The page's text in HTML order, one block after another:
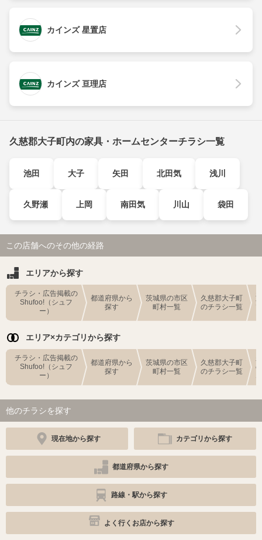
カインズ 星置店
カインズ 亘理店
久慈郡大子町内の家具・ホームセンターチラシ一覧
池田 大子 矢田 北田気 浅川
久野瀬 上岡 南田気 川山 袋田
この店舗へのその他の経路
エリアから探す
チラシ・広告掲載の
Shufoo!（シュフ
ー）
都道府県から
探す
茨城県の市区
町村一覧
久慈郡大子町
のチラシ一覧
エリア×カテゴリから探す
チラシ・広告掲載の
Shufoo!（シュフ
ー）
都道府県から
探す
茨城県の市区
町村一覧
久慈郡大子町
のチラシ一覧
他のチラシを探す
現在地から探す カテゴリから探す
都道府県から探す
路線・駅から探す
よく行くお店から探す